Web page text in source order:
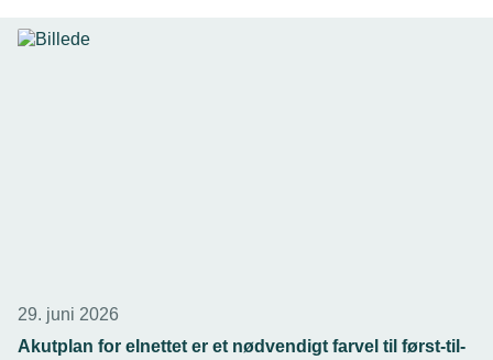
29. juni 2026
Akutplan for elnettet er et nødvendigt farvel til først-til-